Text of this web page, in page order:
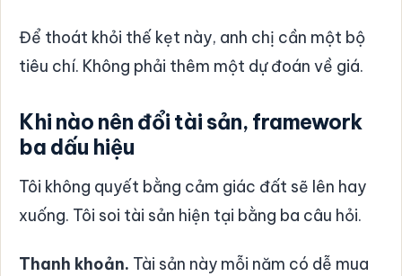
Để thoát khỏi thế kẹt này, anh chị cần một bộ
tiêu chí. Không phải thêm một dự đoán về giá.
Khi nào nên đổi tài sản, framework
ba dấu hiệu
Tôi không quyết bằng cảm giác đất sẽ lên hay
xuống. Tôi soi tài sản hiện tại bằng ba câu hỏi.
Thanh khoản. Tài sản này mỗi năm có dễ mua